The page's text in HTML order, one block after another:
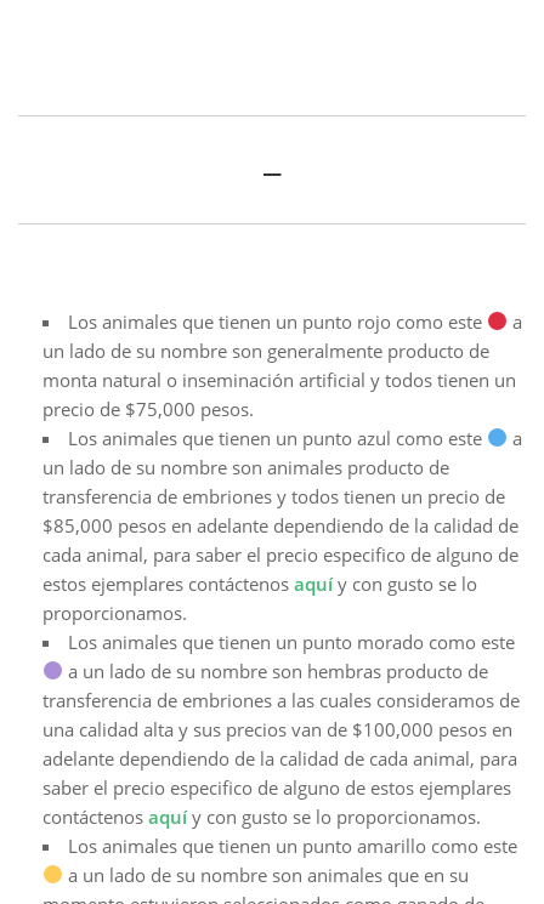
–
Los animales que tienen un punto rojo como este
a
un lado de su nombre son generalmente producto de
monta natural o inseminación artificial y todos tienen un
precio de $75,000 pesos.
Los animales que tienen un punto azul como este
a
un lado de su nombre son animales producto de
transferencia de embriones y todos tienen un precio de
$85,000 pesos en adelante dependiendo de la calidad de
cada animal, para saber el precio especifico de alguno de
estos ejemplares contáctenos aquí y con gusto se lo
proporcionamos.
Los animales que tienen un punto morado como este
a un lado de su nombre son hembras producto de
transferencia de embriones a las cuales consideramos de
una calidad alta y sus precios van de $100,000 pesos en
adelante dependiendo de la calidad de cada animal, para
saber el precio especifico de alguno de estos ejemplares
contáctenos aquí y con gusto se lo proporcionamos.
Los animales que tienen un punto amarillo como este
a un lado de su nombre son animales que en su